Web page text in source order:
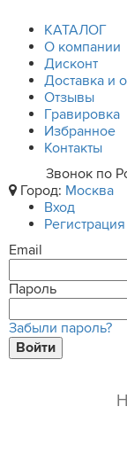
КАТАЛОГ
О компании
Дисконт
Доставка и
Отзывы
Гравировка
Избранное
Контакты
Звонок по
Город: Москва
Вход
Регистрация
Email
Пароль
Забыли пароль?
Войти